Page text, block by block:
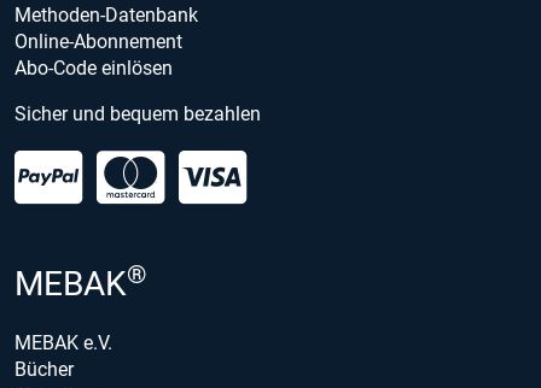
Methoden-Datenbank
Online-Abonnement
Abo-Code einlösen
Sicher und bequem bezahlen
MEBAK®
MEBAK e.V.
Bücher